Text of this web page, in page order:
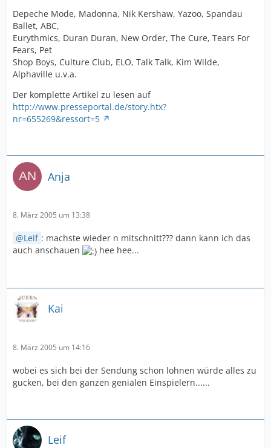
Depeche Mode, Madonna, Nik Kershaw, Yazoo, Spandau
Ballet, ABC,
Eurythmics, Duran Duran, New Order, The Cure, Tears For
Fears, Pet
Shop Boys, Culture Club, ELO, Talk Talk, Kim Wilde,
Alphaville u.v.a.
Der komplette Artikel zu lesen auf
http://www.presseportal.de/story.htx?
nr=655269&ressort=5
Anja
8. März 2005 um 13:38
Leif : machste wieder n mitschnitt??? dann kann ich das
auch anschauen
hee hee...
Kai
8. März 2005 um 14:16
wobei es sich bei der Sendung schon lohnen würde alles zu
gucken, bei den ganzen genialen Einspielern......
Leif